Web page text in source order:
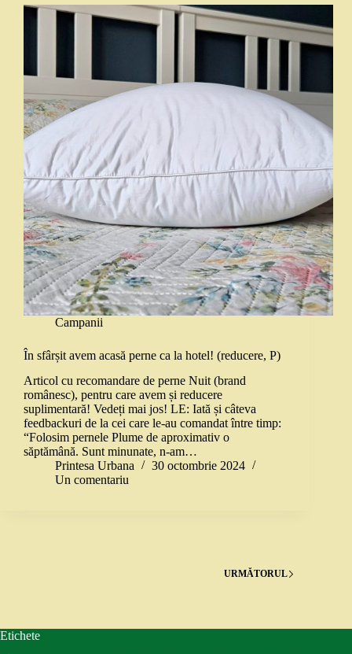
Campanii
În sfârșit avem acasă perne ca la hotel! (reducere, P)
Articol cu recomandare de perne Nuit (brand
românesc), pentru care avem și reducere
suplimentară! Vedeți mai jos! LE: Iată și câteva
feedbackuri de la cei care le-au comandat între timp:
“Folosim pernele Plume de aproximativ o
săptămână. Sunt minunate, n-am…
Printesa Urbana
30 octombrie 2024
Un comentariu
URMĂTORUL
Etichete